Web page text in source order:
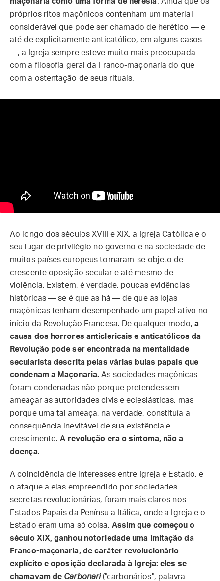
próprios ritos maçônicos contenham um material
considerável que pode ser chamado de herético — e
até de explicitamente anticatólico, em alguns casos
—, a Igreja sempre esteve muito mais preocupada
com a filosofia geral da Franco-maçonaria do que
com a ostentação de seus rituais.
Ao longo dos séculos XVIII e XIX, a Igreja Católica e o
seu lugar de privilégio no governo e na sociedade de
muitos países europeus tornaram-se objeto de
crescente oposição secular e até mesmo de
violência. Existem, é verdade, poucas evidências
históricas — se é que as há — de que as lojas
maçônicas tenham desempenhado um papel ativo no
início da Revolução Francesa. De qualquer modo, a
causa dos horrores anticlericais e anticatólicos da
Revolução pode ser encontrada na mentalidade
secularista descrita pelas várias bulas papais que
condenam a Maçonaria. As sociedades maçônicas
foram condenadas não porque pretendessem
ameaçar as autoridades civis e eclesiásticas, mas
porque uma tal ameaça, na verdade, constituía a
consequência inevitável de sua existência e
crescimento.A revolução era o sintoma, não a
doença.
A coincidência de interesses entre Igreja e Estado, e
o ataque a elas empreendido por sociedades
secretas revolucionárias, foram mais claros nos
Estados Papais da Península Itálica, onde a Igreja e o
Estado eram uma só coisa. Assim que começou o
século XIX, ganhou notoriedade uma imitação da
Franco-maçonaria, de caráter revolucionário
explícito e oposição declarada à Igreja: eles se
chamavam de Carbonari ("carbonários", palavra